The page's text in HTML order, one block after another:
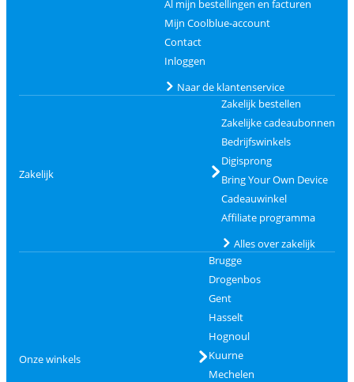
Al mijn bestellingen en facturen
Mijn Coolblue-account
Contact
Inloggen
Naar de klantenservice
Zakelijk
Zakelijk bestellen
Zakelijke cadeaubonnen
Bedrijfswinkels
Digisprong
Bring Your Own Device
Cadeauwinkel
Affiliate programma
Alles over zakelijk
Onze winkels
Brugge
Drogenbos
Gent
Hasselt
Hognoul
Kuurne
Mechelen